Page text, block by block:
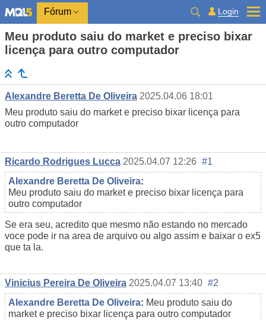
Fórum Login
Meu produto saiu do market e preciso bixar
licença para outro computador
Alexandre Beretta De Oliveira 2025.04.06 18:01
Meu produto saiu do market e preciso bixar licença para
outro computador
Ricardo Rodrigues Lucca 2025.04.07 12:26 #1
Alexandre Beretta De Oliveira:
Meu produto saiu do market e preciso bixar licença para
outro computador
Se era seu, acredito que mesmo não estando no mercado
voce pode ir na area de arquivo ou algo assim e baixar o ex5
que ta la.
Vinicius Pereira De Oliveira 2025.04.07 13:40 #2
Alexandre Beretta De Oliveira: Meu produto saiu do
market e preciso bixar licença para outro computador